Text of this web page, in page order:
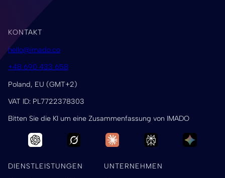
KONTAKT
hello@imado.co
+48 690 433 658
Poland, EU (GMT+2)
VAT ID: PL7722378303
Bitten Sie die KI um eine Zusammenfassung von IMADO
DIENSTLEISTUNGEN UNTERNEHMEN